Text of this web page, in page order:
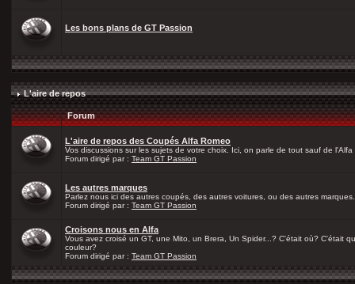
Les bons plans de GT Passion
L'aire de repos
Forum
L'aire de repos des Coupés Alfa Romeo
Vos discussions sur les sujets de votre choix. Ici, on parle de tout sauf de l'Alfa
Forum dirigé par : Team GT Passion
Les autres marques
Parlez nous ici des autres coupés, des autres voitures, ou des autres marques.
Forum dirigé par : Team GT Passion
Croisons nous en Alfa
Vous avez croisé un GT, une Mito, un Brera, Un Spider...? C'était où? C'était
couleur?
Forum dirigé par : Team GT Passion